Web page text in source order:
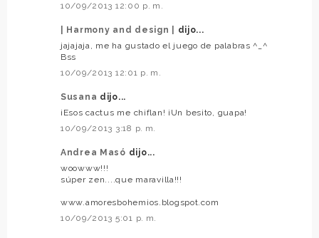
10/09/2013 12:00 p. m.
| Harmony and design |
dijo...
jajajaja, me ha gustado el juego de palabras ^_^
Bss
10/09/2013 12:01 p. m.
Susana dijo...
¡Esos cactus me chiflan! ¡Un besito, guapa!
10/09/2013 3:18 p. m.
Andrea Masó dijo...
woowww!!!
súper zen....que maravilla!!!
www.amoresbohemios.blogspot.com
10/09/2013 5:01 p. m.